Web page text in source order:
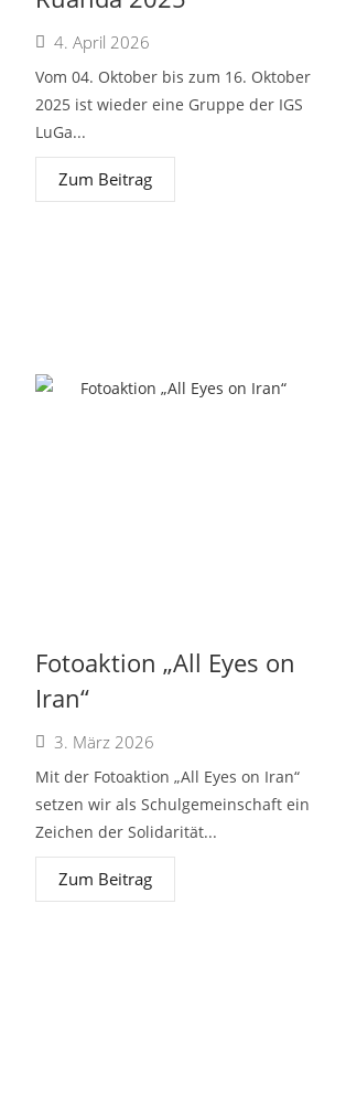
4. April 2026
Vom 04. Oktober bis zum 16. Oktober
2025 ist wieder eine Gruppe der IGS
LuGa...
Zum Beitrag
Fotoaktion „All Eyes on
Iran“
3. März 2026
Mit der Fotoaktion „All Eyes on Iran“
setzen wir als Schulgemeinschaft ein
Zeichen der Solidarität...
Zum Beitrag